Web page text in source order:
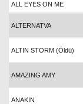
ALL EYES ON ME
ALTERNATVA
ALTIN STORM (Öldü)
AMAZING AMY
ANAKIN